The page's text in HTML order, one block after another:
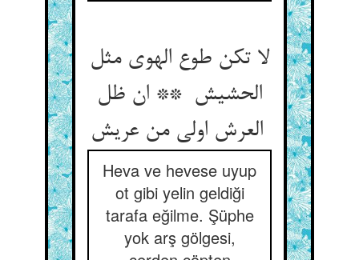
لا تکن طوع الهوی مثل
الحشیش ** ان ظل
العرش اولی من عریش
Heva ve hevese uyup
ot gibi yelin geldiği
tarafa eğilme. Şüphe
yok arş gölgesi,